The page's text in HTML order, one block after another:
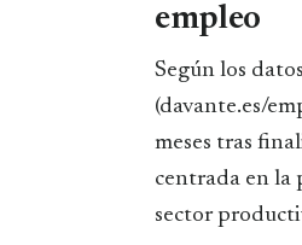
empleo
Según los
(davante.es/
meses tras
centrada en la
sector